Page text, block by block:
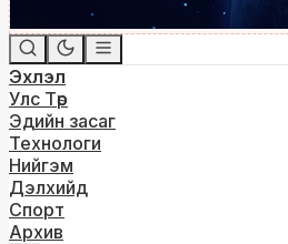
Эхлэл
Улс Төр
Эдийн засаг
Технологи
Нийгэм
Дэлхийд
Спорт
Архив